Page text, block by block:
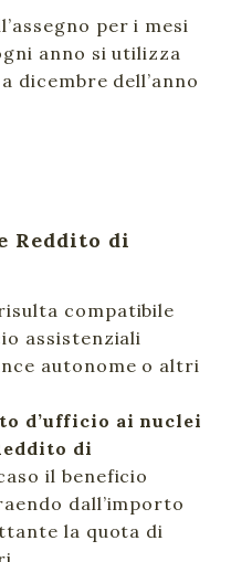
per i mesi
anno si utilizza
dicembre dell’anno
Reddito di
compatibile
assistenziali
autonome o altri
d’ufficio ai nuclei
di
il beneficio
dall’importo
la quota di